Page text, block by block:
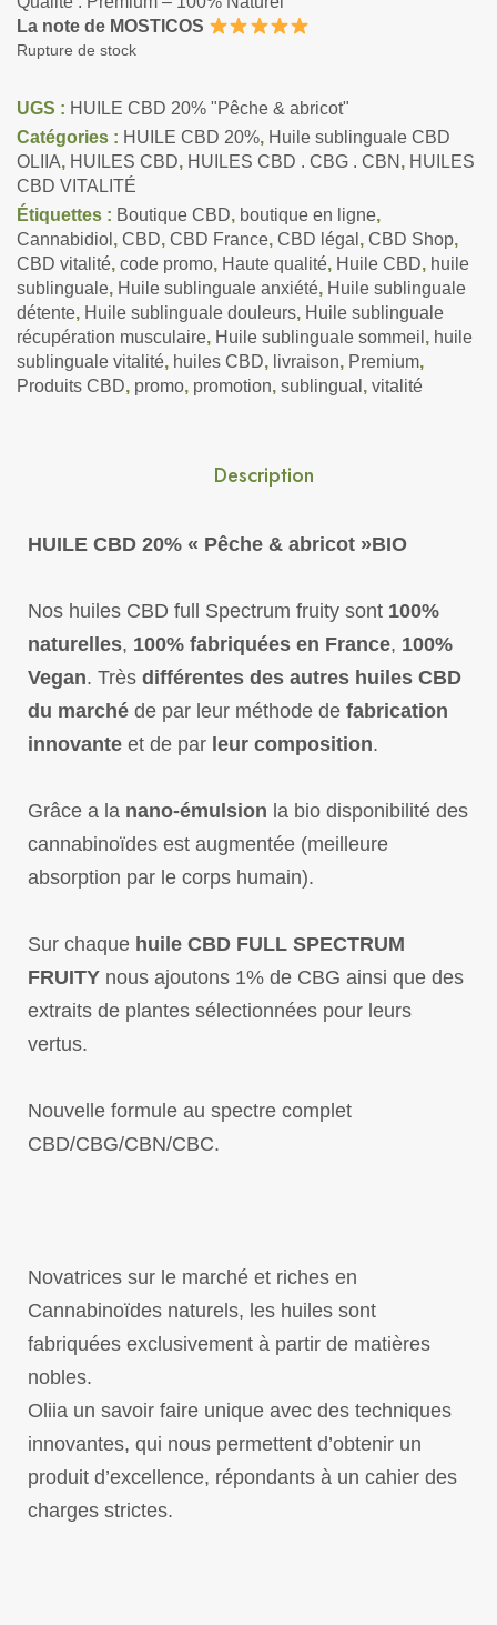
La note de MOSTICOS
Rupture de stock
UGS : HUILE CBD 20% "Pêche & abricot"
Catégories : HUILE CBD 20%, Huile sublinguale CBD
OLIIA, HUILES CBD, HUILES CBD . CBG . CBN , HUILES
CBD VITALITÉ
Étiquettes : Boutique CBD, boutique en ligne,
Cannabidiol , CBD, CBD France, CBD légal , CBD Shop,
CBD vitalité, code promo, Haute qualité, Huile CBD, huile
sublinguale, Huile sublinguale anxiété, Huile sublinguale
détente, Huile sublinguale douleurs, Huile sublinguale
récupération musculaire, Huile sublinguale sommeil , huile
sublinguale vitalité, huiles CBD, livraison, Premium,
Produits CBD, promo, promotion, sublingual , vitalité
Description
HUILE CBD 20% « Pêche & abricot »BIO
Nos huiles CBD full Spectrum fruity sont 100%
naturelles, 100% fabriquées en France, 100%
Vegan. Très différentes des autres huiles CBD
du marché de par leur méthode de fabrication
innovante et de par leur composition.
Grâce a la nano-émulsion la bio disponibilité des
cannabinoïdes est augmentée (meilleure
absorption par le corps humain).
Sur chaque huile CBD FULL SPECTRUM
FRUITY nous ajoutons 1% de CBG ainsi que des
extraits de plantes sélectionnées pour leurs
vertus.
Nouvelle formule au spectre complet
CBD/CBG/CBN/CBC.
Novatrices sur le marché et riches en
Cannabinoïdes naturels, les huiles sont
fabriquées exclusivement à partir de matières
nobles.
Oliia un savoir faire unique avec des techniques
in­novantes, qui nous permettent d’obte­nir un
produit d’excellence, répon­dants à un cahier des
charges strictes.